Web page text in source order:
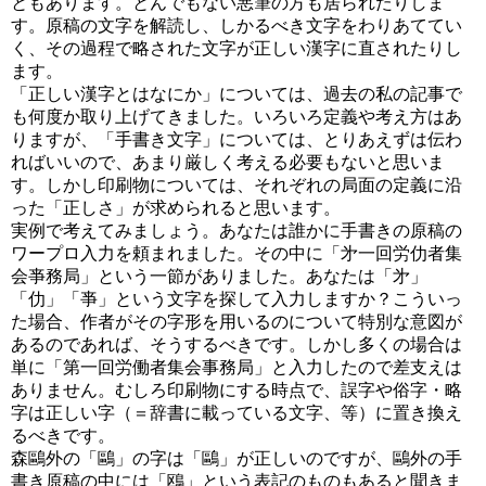
す。原稿の文字を解読し、しかるべき文字をわりあててい
く、その過程で略された文字が正しい漢字に直されたりし
ます。
「正しい漢字とはなにか」については、過去の私の記事で
も何度か取り上げてきました。いろいろ定義や考え方はあ
りますが、「手書き文字」については、とりあえずは伝わ
ればいいので、あまり厳しく考える必要もないと思いま
す。しかし印刷物については、それぞれの局面の定義に沿
った「正しさ」が求められると思います。
実例で考えてみましょう。あなたは誰かに手書きの原稿の
ワープロ入力を頼まれました。その中に「㐧一回労仂者集
会亊務局」という一節がありました。あなたは「㐧」
「仂」「亊」という文字を探して入力しますか？こういっ
た場合、作者がその字形を用いるのについて特別な意図が
あるのであれば、そうするべきです。しかし多くの場合は
単に「第一回労働者集会事務局」と入力したので差支えは
ありません。むしろ印刷物にする時点で、誤字や俗字・略
字は正しい字（＝辞書に載っている文字、等）に置き換え
るべきです。
森鷗外の「鷗」の字は「鷗」が正しいのですが、鷗外の手
書き原稿の中には「鴎」という表記のものもあると聞きま